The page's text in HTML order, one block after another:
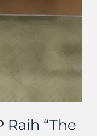
Raih “The